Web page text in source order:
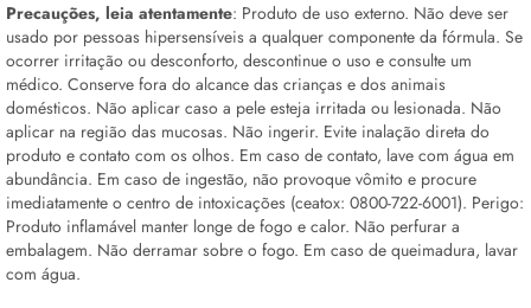
Precauções, leia atentamente: Produto de uso externo. Não deve ser
usado por pessoas hipersensíveis a qualquer componente da fórmula. Se
ocorrer irritação ou desconforto, descontinue o uso e consulte um
médico. Conserve fora do alcance das crianças e dos animais
domésticos. Não aplicar caso a pele esteja irritada ou lesionada. Não
aplicar na região das mucosas. Não ingerir. Evite inalação direta do
produto e contato com os olhos. Em caso de contato, lave com água em
abundância. Em caso de ingestão, não provoque vômito e procure
imediatamente o centro de intoxicações (ceatox: 0800-722-6001). Perigo:
Produto inflamável manter longe de fogo e calor. Não perfurar a
embalagem. Não derramar sobre o fogo. Em caso de queimadura, lavar
com água.